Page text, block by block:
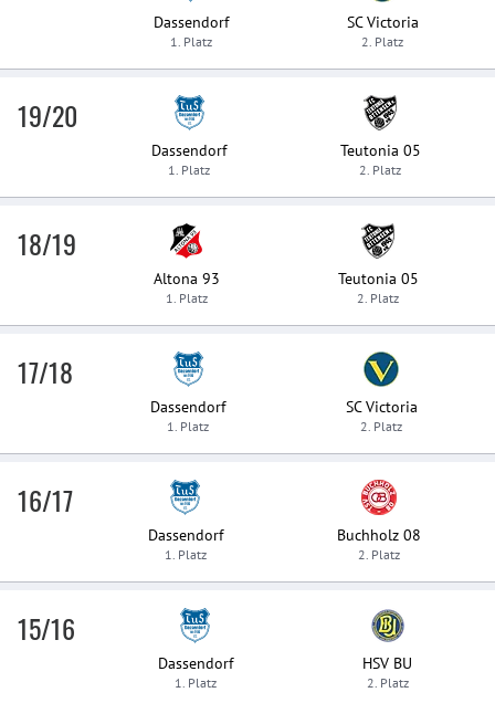
Dassendorf
1. Platz
SC Victoria
2. Platz
19/20
Dassendorf
1. Platz
Teutonia 05
2. Platz
18/19
Altona 93
1. Platz
Teutonia 05
2. Platz
17/18
Dassendorf
1. Platz
SC Victoria
2. Platz
16/17
Dassendorf
1. Platz
Buchholz 08
2. Platz
15/16
Dassendorf
1. Platz
HSV BU
2. Platz